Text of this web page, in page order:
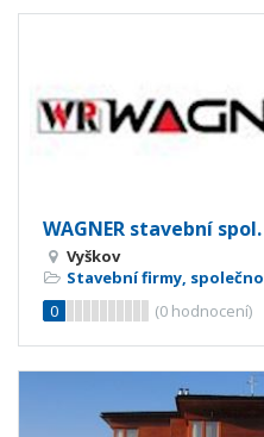
WAGNER stavební
Vyškov
Stavební firmy,
0
(0 hodnocení)